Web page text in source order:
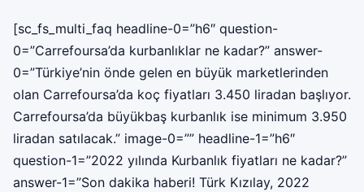
[sc_fs_multi_faq headline-0=”h6″ question-
0=”Carrefoursa’da kurbanlıklar ne kadar?” answer-
0=”Türkiye’nin önde gelen en büyük marketlerinden
olan Carrefoursa’da koç fiyatları 3.450 liradan başlıyor.
Carrefoursa’da büyükbaş kurbanlık ise minimum 3.950
liradan satılacak.” image-0=”” headline-1=”h6″
question-1=”2022 yılında Kurbanlık fiyatları ne kadar?”
answer-1=”Son dakika haberi! Türk Kızılay, 2022